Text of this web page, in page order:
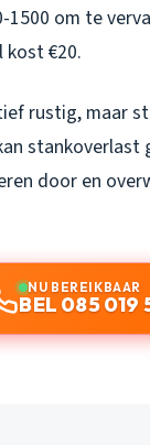
1500 om te
€20.
rustig, maar
stankoverlast
door en
NU BEREIKBAAR
BEL 085 019